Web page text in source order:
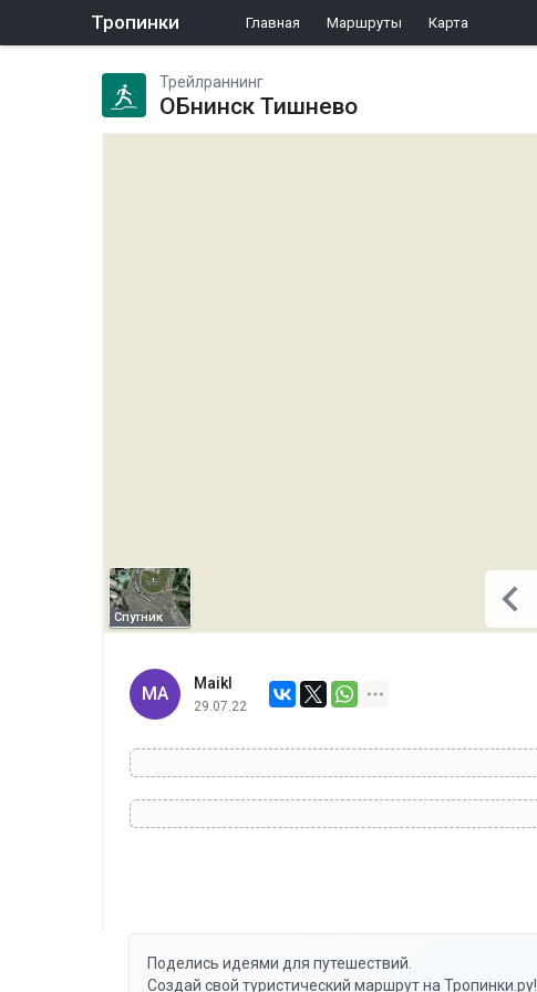
Тропинки Главная Маршруты Карта
Трейлраннинг
ОБнинск Тишнево
Спутник
MA
Maikl
29.07.22
Поделись идеями для путешествий.
Создай свой туристический маршрут на Тропинки.ру!